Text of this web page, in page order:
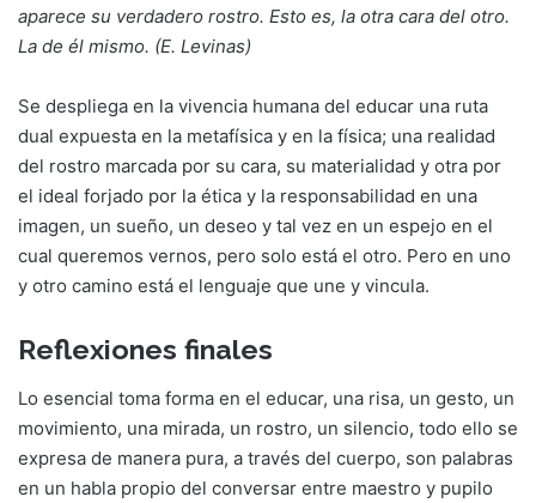
aparece su verdadero rostro. Esto es, la otra cara del otro.
La de él mismo. (E. Levinas)
Se despliega en la vivencia humana del educar una ruta
dual expuesta en la metafísica y en la física; una realidad
del rostro marcada por su cara, su materialidad y otra por
el ideal forjado por la ética y la responsabilidad en una
imagen, un sueño, un deseo y tal vez en un espejo en el
cual queremos vernos, pero solo está el otro. Pero en uno
y otro camino está el lenguaje que une y vincula.
Reflexiones finales
Lo esencial toma forma en el educar, una risa, un gesto, un
movimiento, una mirada, un rostro, un silencio, todo ello se
expresa de manera pura, a través del cuerpo, son palabras
en un habla propio del conversar entre maestro y pupilo